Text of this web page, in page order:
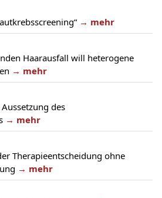
→ mehr
Haarausfall will heterogene
→ mehr
des
→ mehr
Therapieentscheidung ohne
→ mehr